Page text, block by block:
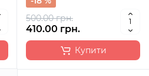
500.00 грн.
410.00 грн.
Купити